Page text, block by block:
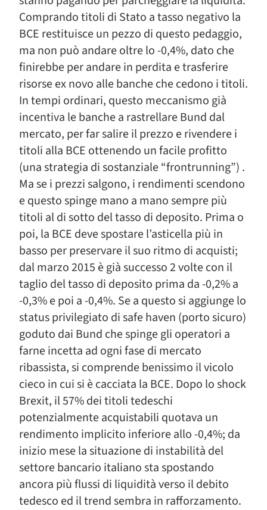
Comprando titoli di Stato a tasso negativo la
BCE restituisce un pezzo di questo pedaggio,
ma non può andare oltre lo -0,4%, dato che
finirebbe per andare in perdita e trasferire
risorse ex novo alle banche che cedono i titoli.
In tempi ordinari, questo meccanismo già
incentiva le banche a rastrellare Bund dal
mercato, per far salire il prezzo e rivendere i
titoli alla BCE ottenendo un facile profitto
(una strategia di sostanziale “frontrunning”) .
Ma se i prezzi salgono, i rendimenti scendono
e questo spinge mano a mano sempre più
titoli al di sotto del tasso di deposito. Prima o
poi, la BCE deve spostare l’asticella più in
basso per preservare il suo ritmo di acquisti;
dal marzo 2015 è già successo 2 volte con il
taglio del tasso di deposito prima da -0,2% a
-0,3% e poi a -0,4%. Se a questo si aggiunge lo
status privilegiato di safe haven (porto sicuro)
goduto dai Bund che spinge gli operatori a
farne incetta ad ogni fase di mercato
ribassista, si comprende benissimo il vicolo
cieco in cui si è cacciata la BCE. Dopo lo shock
Brexit, il 57% dei titoli tedeschi
potenzialmente acquistabili quotava un
rendimento implicito inferiore allo -0,4%; da
inizio mese la situazione di instabilità del
settore bancario italiano sta spostando
ancora più flussi di liquidità verso il debito
tedesco ed il trend sembra in rafforzamento.